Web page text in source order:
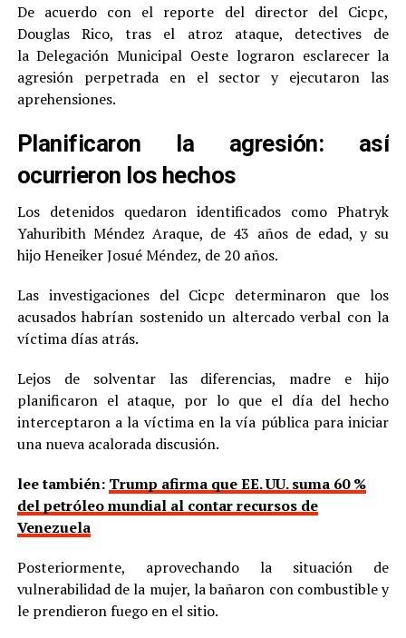
De acuerdo con el reporte del director del Cicpc,
Douglas Rico, tras el atroz ataque, detectives de
la Delegación Municipal Oeste lograron esclarecer la
agresión perpetrada en el sector y ejecutaron las
aprehensiones.
Planificaron la agresión: así
ocurrieron los hechos
Los detenidos quedaron identificados como Phatryk
Yahuribith Méndez Araque, de 43 años de edad, y su
hijo Heneiker Josué Méndez, de 20 años.
Las investigaciones del Cicpc determinaron que los
acusados habrían sostenido un altercado verbal con la
víctima días atrás.
Lejos de solventar las diferencias, madre e hijo
planificaron el ataque, por lo que el día del hecho
interceptaron a la víctima en la vía pública para iniciar
una nueva acalorada discusión.
lee también: Trump afirma que EE. UU. suma 60 %
del petróleo mundial al contar recursos de
Venezuela
Posteriormente, aprovechando la situación de
vulnerabilidad de la mujer, la bañaron con combustible y
le prendieron fuego en el sitio.